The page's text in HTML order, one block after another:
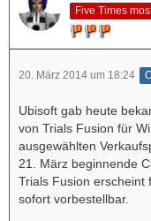
Five Times
20. März 2014 um 18:24
Ubisoft gab heute
von Trials Fusion für
ausgewählten
21. März beginnende
Trials Fusion erscheint
sofort vorbestellbar.